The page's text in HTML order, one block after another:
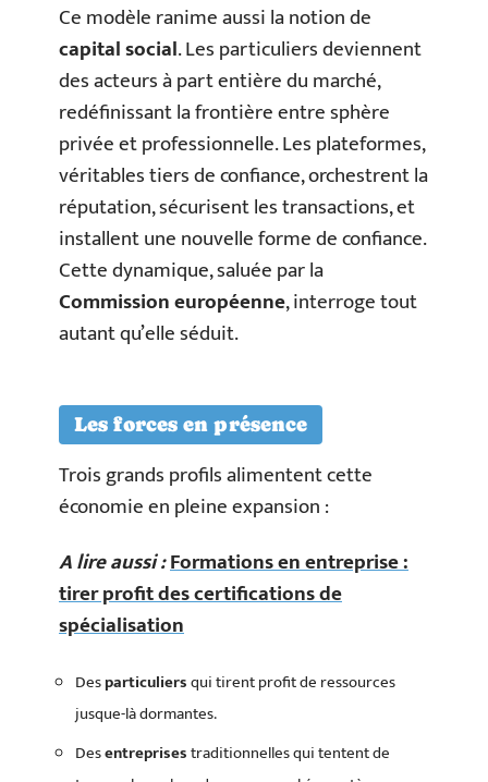
Ce modèle ranime aussi la notion de
capital social. Les particuliers deviennent
des acteurs à part entière du marché,
redéfinissant la frontière entre sphère
privée et professionnelle. Les plateformes,
véritables tiers de confiance, orchestrent la
réputation, sécurisent les transactions, et
installent une nouvelle forme de confiance.
Cette dynamique, saluée par la
Commission européenne, interroge tout
autant qu’elle séduit.
Les forces en présence
Trois grands profils alimentent cette
économie en pleine expansion :
A lire aussi :Formations en entreprise :
tirer profit des certifications de
spécialisation
Desparticuliersqui tirent profit de ressources
jusque-là dormantes.
Desentreprisestraditionnelles qui tentent de